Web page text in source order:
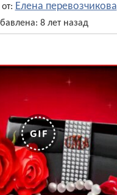
Елена перевозчикова
8 лет назад